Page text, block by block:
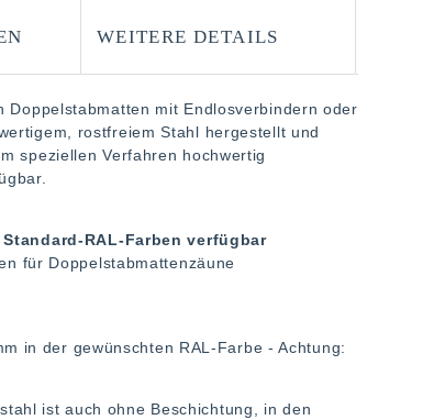
WEITERE DETAILS
mit Endlosverbindern oder
rostfreiem Stahl hergestellt und
speziellen Verfahren hochwertig
RAL-Farben verfügbar
für Doppelstabmattenzäune
in der gewünschten RAL-Farbe - Achtung:
ist auch ohne Beschichtung, in den